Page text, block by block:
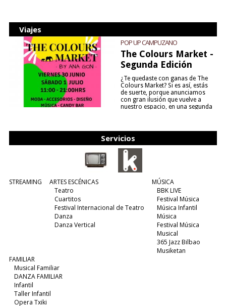
Viajes
POP UP CAMPUZANO
The Colours Market -
Segunda Edición
¿Te quedaste con ganas de The
Colours Market? Si es así, estás
de suerte, porque anunciamos
con gran ilusión que vuelve a
nuestro espacio, en una segunda
Servicios
STREAMING
ARTES ESCÉNICAS
Teatro
Cuartitos
Festival Internacional de Teatro
Danza
Danza Vertical
MÚSICA
BBK LIVE
Festival Música
Música Infantil
Música
Festival Música
Musical
365 Jazz Bilbao
Musiketan
FAMILIAR
Musical Familiar
DANZA FAMILIAR
Infantil
Taller Infantil
Opera Txiki